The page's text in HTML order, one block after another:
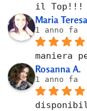
il Top!!!
Maria
1 anno fa
maniera
Rosanna A.
1 anno fa